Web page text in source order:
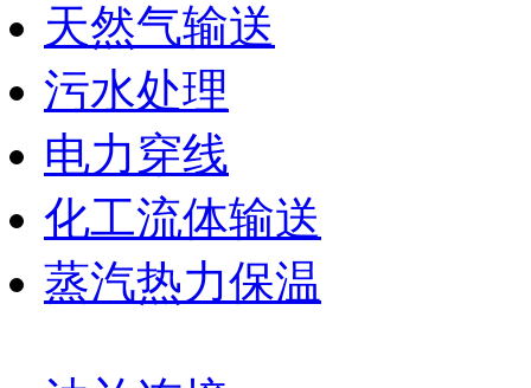
天然气输送
污水处理
电力穿线
化工流体输送
蒸汽热力保温